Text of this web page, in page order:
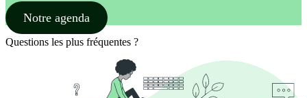
Notre agenda
Questions les plus fréquentes ?